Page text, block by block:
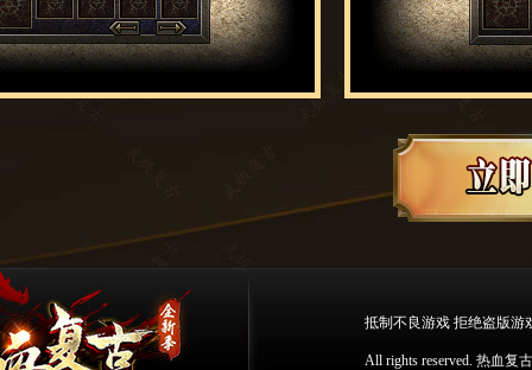
抵制不良游戏 拒绝盗版游
All rights reserved. 热血复